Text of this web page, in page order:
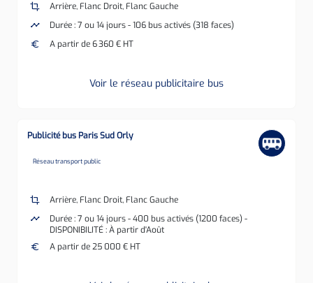
crop
Arrière, Flanc Droit, Flanc Gauche
timeline
Durée : 7 ou 14 jours - 106 bus activés (318 faces)
euro
A partir de 6 360 € HT
Voir le réseau publicitaire bus
Publicité bus Paris Sud Orly
none
Réseau transport public
crop
Arrière, Flanc Droit, Flanc Gauche
timeline
Durée : 7 ou 14 jours - 400 bus activés (1200 faces) -
DISPONIBILITÉ : À partir d'Août
euro
A partir de 25 000 € HT